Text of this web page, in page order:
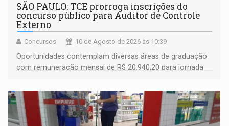
SÃO PAULO: TCE prorroga inscrições do
concurso público para Auditor de Controle
Externo
Concursos 10 de Agosto de 2026 às 10:39
Oportunidades contemplam diversas áreas de graduação
com remuneração mensal de R$ 20.940,20 para jornada